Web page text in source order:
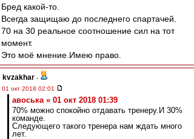
Бред какой-то.
Всегда защищаю до последнего спартачей.
70 на 30 реальное соотношение сил на тот
момент.
Это моё мнение.Имею право.
kvzakhar -
01 окт 2018 02:01
авоська » 01 окт 2018 01:39
70% можно спокойно отдавать тренеру.И 30%
команде.
Следующего такого тренера нам ждать много
лет.